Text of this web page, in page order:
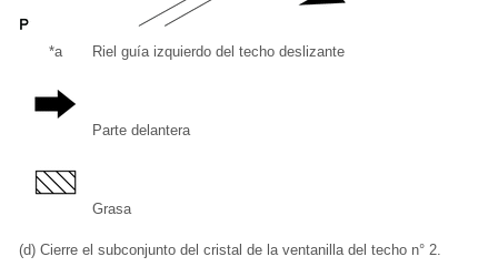
*a Riel guía izquierdo del techo deslizante
Parte delantera
Grasa
(d) Cierre el subconjunto del cristal de la ventanilla del techo n° 2.